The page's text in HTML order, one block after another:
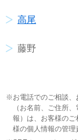
高尾
藤野
お電話でのご相談
（お名前、ご住所
報）は、お客様の
様の個人情報の管理